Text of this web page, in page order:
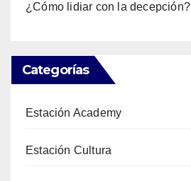
¿Cómo lidiar con la decepción?
Categorías
Estación Academy
Estación Cultura